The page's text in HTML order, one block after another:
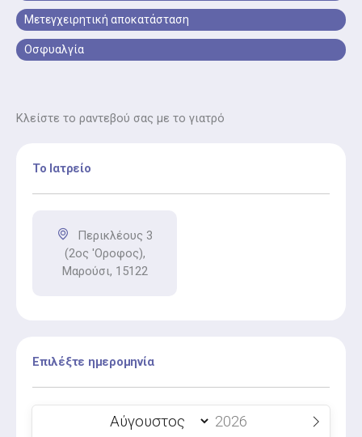
Μετεγχειρητική αποκατάσταση
Οσφυαλγία
Κλείστε το ραντεβού σας με το γιατρό
Το Ιατρείο
Περικλέους 3
(2ος 'Οροφος),
Μαρούσι, 15122
Επιλέξτε ημερομηνία